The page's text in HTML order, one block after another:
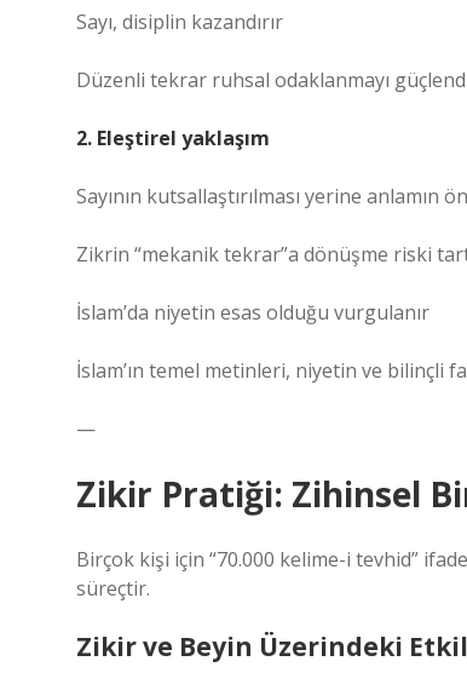
Sayı, disiplin kazandırır
Düzenli tekrar ruhsal odaklanmayı
2. Eleştirel yaklaşım
Sayının kutsallaştırılması yerine anlamın
Zikrin “mekanik tekrar”a dönüşme riski
İslam’da niyetin esas olduğu vurgulanır
İslam’ın temel metinleri, niyetin ve bilinçli
—
Zikir Pratiği: Zihinsel
Birçok kişi için “70.000 kelime-i tevhid”
süreçtir.
Zikir ve Beyin Üzerindeki